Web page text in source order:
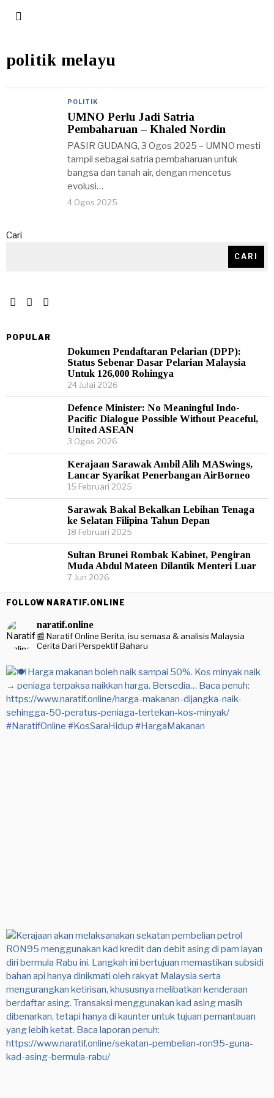
politik melayu
POLITIK
UMNO Perlu Jadi Satria
Pembaharuan – Khaled Nordin
PASIR GUDANG, 3 Ogos 2025 – UMNO mesti
tampil sebagai satria pembaharuan untuk
bangsa dan tanah air, dengan mencetus
evolusi…
4 Ogos 2025
Cari
CARI
POPULAR
Dokumen Pendaftaran Pelarian (DPP):
Status Sebenar Dasar Pelarian Malaysia
Untuk 126,000 Rohingya
24 Julai 2026
Defence Minister: No Meaningful Indo-
Pacific Dialogue Possible Without Peaceful,
United ASEAN
3 Ogos 2026
Kerajaan Sarawak Ambil Alih MASwings,
Lancar Syarikat Penerbangan AirBorneo
15 Februari 2025
Sarawak Bakal Bekalkan Lebihan Tenaga
ke Selatan Filipina Tahun Depan
18 Februari 2025
Sultan Brunei Rombak Kabinet, Pengiran
Muda Abdul Mateen Dilantik Menteri Luar
7 Jun 2026
FOLLOW NARATIF.ONLINE
naratif.online
📰 Naratif Online Berita, isu semasa & analisis Malaysia
Cerita Dari Perspektif Baharu